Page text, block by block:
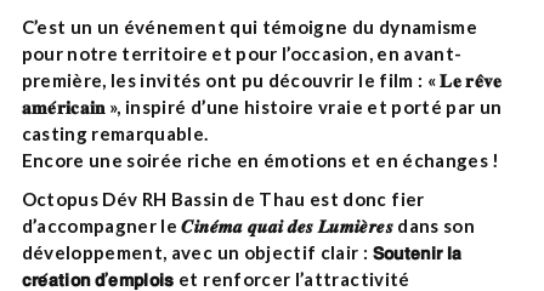
C’est un un événement qui témoigne du dynamisme
pour notre territoire et pour l’occasion, en avant-
première, les invités ont pu découvrir le film : « 𝐋𝐞 𝐫𝐞̂𝐯𝐞
𝐚𝐦𝐞́𝐫𝐢𝐜𝐚𝐢𝐧 », inspiré d’une histoire vraie et porté par un
casting remarquable.
Encore une soirée riche en émotions et en échanges !
Octopus Dév RH Bassin de Thau est donc fier
d’accompagner le 𝑪𝒊𝒏𝒆́𝒎𝒂 𝒒𝒖𝒂𝒊 𝒅𝒆𝒔 𝑳𝒖𝒎𝒊𝒆̀𝒓𝒆𝒔 dans son
développement, avec un objectif clair : 𝗦𝗼𝘂𝘁𝗲𝗻𝗶𝗿 𝗹𝗮
𝗰𝗿𝗲́𝗮𝘁𝗶𝗼𝗻 𝗱’𝗲𝗺𝗽𝗹𝗼𝗶𝘀 et renforcer l’attractivité